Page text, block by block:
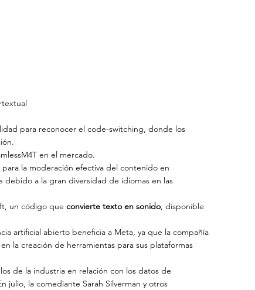
para reconocer el code-switching, donde los
en el mercado.
la moderación efectiva del contenido en
debido a la gran diversidad de idiomas en las
un código que convierte texto en sonido, disponible
artificial abierto beneficia a Meta, ya que la compañía
la creación de herramientas para sus plataformas
de la industria en relación con los datos de
julio, la comediante Sarah Silverman y otros